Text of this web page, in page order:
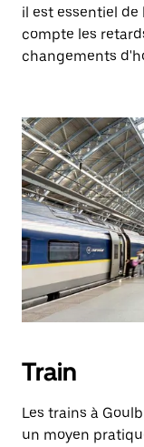
il est essentiel
compte les
changements
Train
Les trains à
un moyen